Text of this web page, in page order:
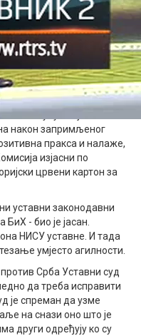
времена да се уради
која би му омогућила да
Републике -
у Народној скупштини
дуготрајног
доказ је и допис
БиХ упућен још 7.
након запримљеног
пракса и налаже,
изјасни по
црвени картон за
уставни законодавни
- био је јасан.
НИСУ уставне. И тада
умјесто агилности.
Срба Уставни суд
да треба исправити
је спреман да узме
на снази оно што је
други одређују ко су